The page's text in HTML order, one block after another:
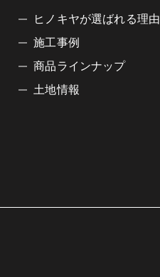
ヒノキヤが選ばれる理由
施工事例
商品ラインナップ
土地情報